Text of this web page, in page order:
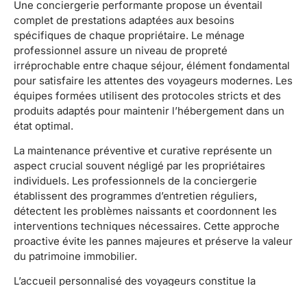
Une conciergerie performante propose un éventail
complet de prestations adaptées aux besoins
spécifiques de chaque propriétaire. Le ménage
professionnel assure un niveau de propreté
irréprochable entre chaque séjour, élément fondamental
pour satisfaire les attentes des voyageurs modernes. Les
équipes formées utilisent des protocoles stricts et des
produits adaptés pour maintenir l’hébergement dans un
état optimal.
La maintenance préventive et curative représente un
aspect crucial souvent négligé par les propriétaires
individuels. Les professionnels de la conciergerie
établissent des programmes d’entretien réguliers,
détectent les problèmes naissants et coordonnent les
interventions techniques nécessaires. Cette approche
proactive évite les pannes majeures et préserve la valeur
du patrimoine immobilier.
L’accueil personnalisé des voyageurs constitue la